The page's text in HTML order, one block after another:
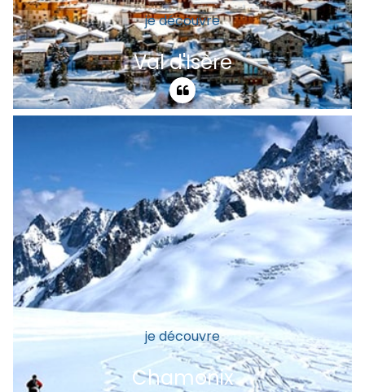
Val d'Isère
Les pistes de Val d'Isère et de l'Espace
Killy ouvrent à tous l'univers du ski. Que
vous soyez skieurs, snowboarders,
telemarkeurs. Débutant, intermédiaire ou
confirmé, vous ne pourrez que vous
réjouir.
je découvre
Chamonix
je découvre